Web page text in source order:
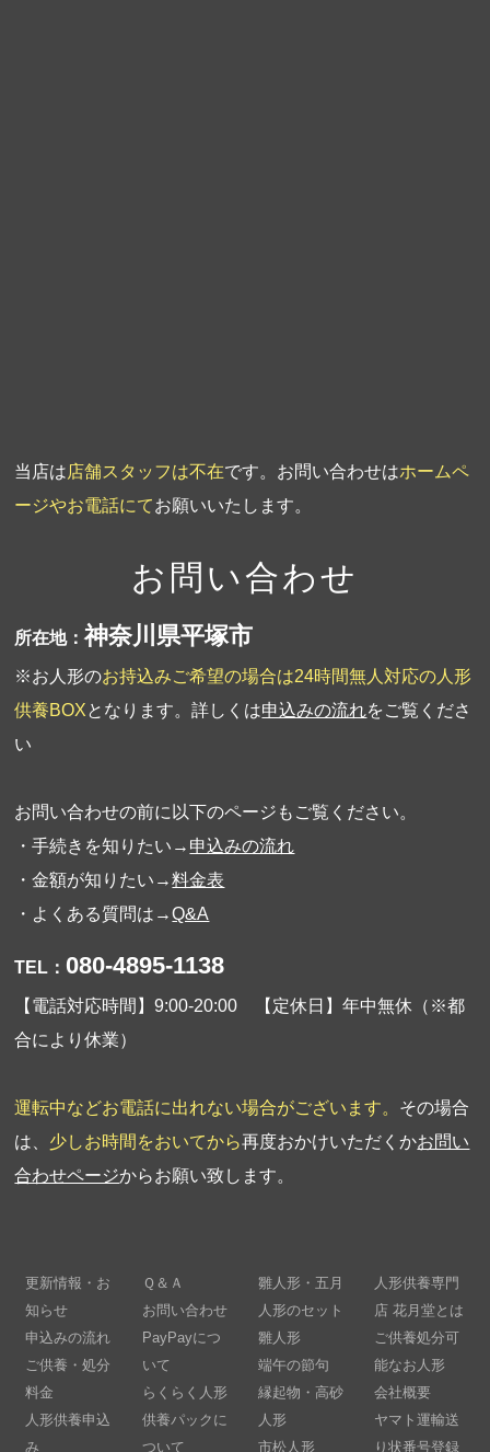
当店は店舗スタッフは不在です。お問い合わせはホームペ
ージやお電話にてお願いいたします。
お問い合わせ
所在地：神奈川県平塚市
※お人形のお持込みご希望の場合は24時間無人対応の人形
供養BOXとなります。詳しくは申込みの流れをご覧くださ
い
お問い合わせの前に以下のページもご覧ください。
・手続きを知りたい→ 申込みの流れ
・金額が知りたい→料金表
・よくある質問は→Q&A
TEL： 080-4895-1138
【電話対応時間】9:00-20:00 【定休日】年中無休（※都
合により休業）
運転中などお電話に出れない場合がございます。 その場合
は、 少しお時間をおいてから再度おかけいただくかお問い
合わせページからお願い致します。
更新情報・お
知らせ
申込みの流れ
ご供養・処分
料金
人形供養申込
み
Ｑ＆Ａ
お問い合わせ
PayPayにつ
いて
らくらく人形
供養パックに
ついて
雛人形・五月
人形のセット
雛人形
端午の節句
縁起物・高砂
人形
市松人形
人形供養専門
店 花月堂とは
ご供養処分可
能なお人形
会社概要
ヤマト運輸送
り状番号登録